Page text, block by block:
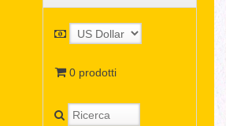
0 prodotti